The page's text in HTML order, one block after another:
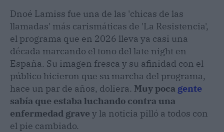
Dnoé Lamiss fue una de las 'chicas de las
llamadas' más carismáticas de 'La Resistencia',
el programa que en 2026 lleva ya casi una
década marcando el tono del late night en
España. Su imagen fresca y su afinidad con el
público hicieron que su marcha del programa,
hace un par de años, doliera. Muy poca gente
sabía que estaba luchando contra una
enfermedad gravey la noticia pilló a todos con
el pie cambiado.